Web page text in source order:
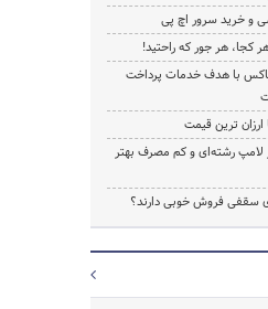
کجا، هر جور که راحتید!
با هدف خدمات پرداخت
ارزان ترین قیمت
لامپ رشته‌ای و کم مصرف بهتر
سقفی فروش خوبی دارند؟